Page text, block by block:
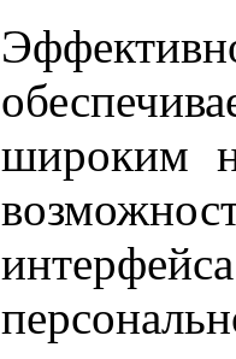
широким